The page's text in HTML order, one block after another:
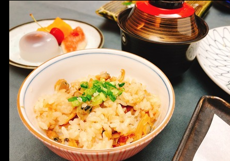
お部屋のご紹介 会議・舞台のご利用
結婚式・披露宴
ご接待 法要
慶事 お顔合わせ
宴会 ウェディング